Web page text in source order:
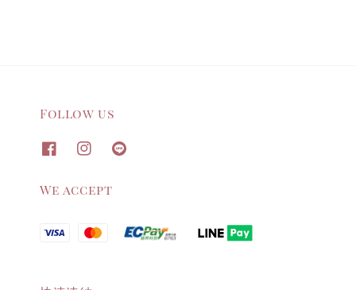
Follow us
We accept